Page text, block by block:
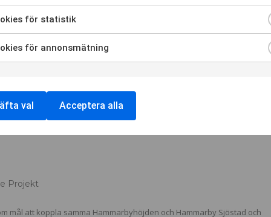
Projekt
mål att koppla samma Hammarbyhöjden och Hammarby Sjöstad och
för statistik
för annonsmätning
val Acceptera alla